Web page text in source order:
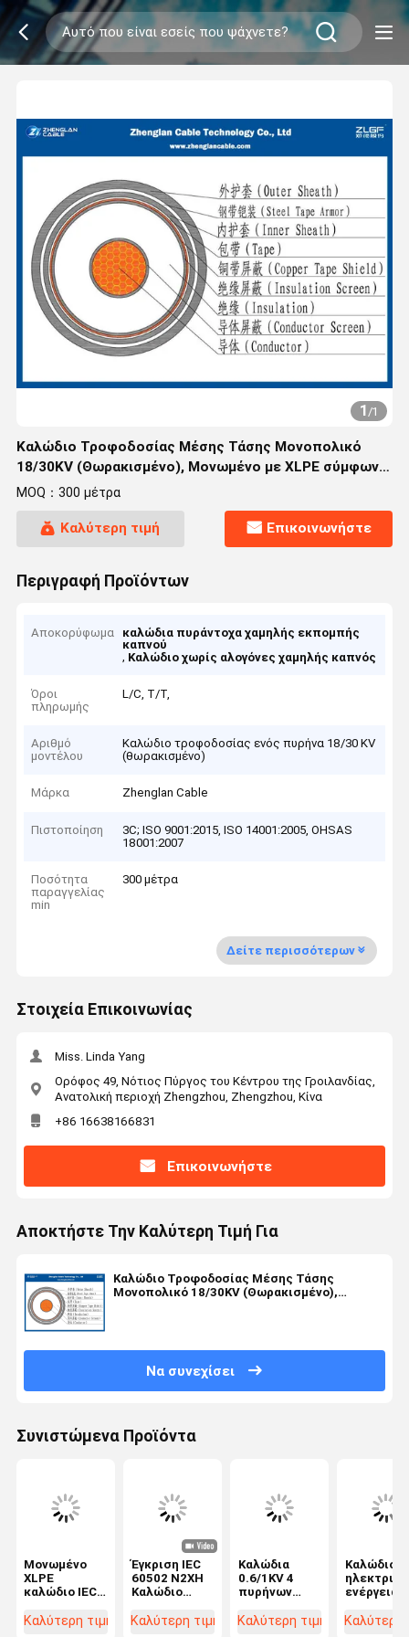
1/1
Καλώδιο Τροφοδοσίας Μέσης Τάσης Μονοπολικό
18/30KV (Θωρακισμένο), Μονωμένο με XLPE σύμφωνα
με IEC 60502/60228
MOQ：300 μέτρα
Καλύτερη τιμή Επικοινωνήστε
Περιγραφή Προϊόντων
Αποκορύφωμα
καλώδια πυράντοχα χαμηλής εκπομπής
καπνού
, Καλώδιο χωρίς αλογόνες χαμηλής καπνός
Όροι
πληρωμής
L/C, T/T,
Αριθμό
μοντέλου
Καλώδιο τροφοδοσίας ενός πυρήνα 18/30 KV
(θωρακισμένο)
Μάρκα Zhenglan Cable
Πιστοποίηση
3C; ISO 9001:2015, ISO 14001:2005, OHSAS
18001:2007
Ποσότητα
παραγγελίας
min
300 μέτρα
Δείτε περισσότερων
Στοιχεία Επικοινωνίας
Miss. Linda Yang
Ορόφος 49, Νότιος Πύργος του Κέντρου της Γροιλανδίας,
Ανατολική περιοχή Zhengzhou, Zhengzhou, Κίνα
+86 16638166831
Επικοινωνήστε
Αποκτήστε Την Καλύτερη Τιμή Για
Καλώδιο Τροφοδοσίας Μέσης Τάσης
Μονοπολικό 18/30KV (Θωρακισμένο),
Να συνεχίσει
Συνιστώμενα Προϊόντα
Μονωμένο
XLPE
καλώδιο IEC
Καλύτερη τιμή
Έγκριση IEC
60502 N2XH
Καλώδιο
ενέργειας με
Καλύτερη τιμή
Καλώδια
0.6/1KV 4
πυρήνων
Χαμηλής
Καλύτερη τιμή
Καλώδιο
ενέργειας
0,6/1KV
Καλύτερη